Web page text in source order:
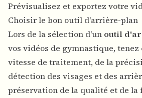
Prévisualisez et exportez votre
Choisir le bon outil d'arrière-plan
Lors de la sélection d'un outil
vos vidéos de gymnastique, tenez
vitesse de traitement, de la
détection des visages et des
préservation de la qualité et de